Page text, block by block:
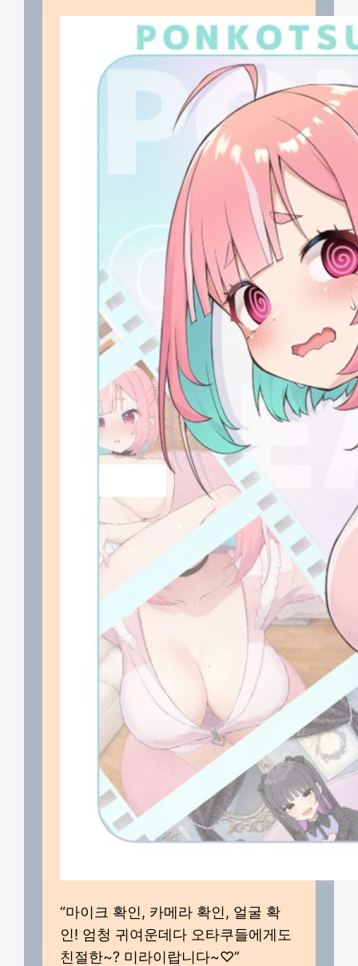
“마이크 확인, 카메라 확인, 얼굴 확
인! 엄청 귀여운데다 오타쿠들에게도
친절한~? 미라이랍니다~♡”